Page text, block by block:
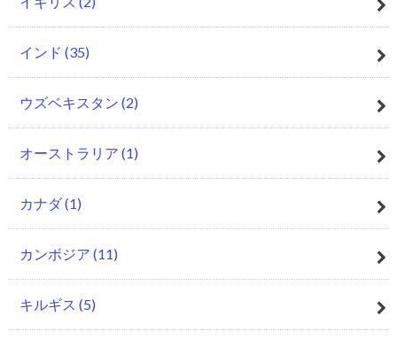
インド (35)
ウズベキスタン (2)
オーストラリア (1)
カナダ(1)
カンボジア (11)
キルギス (5)